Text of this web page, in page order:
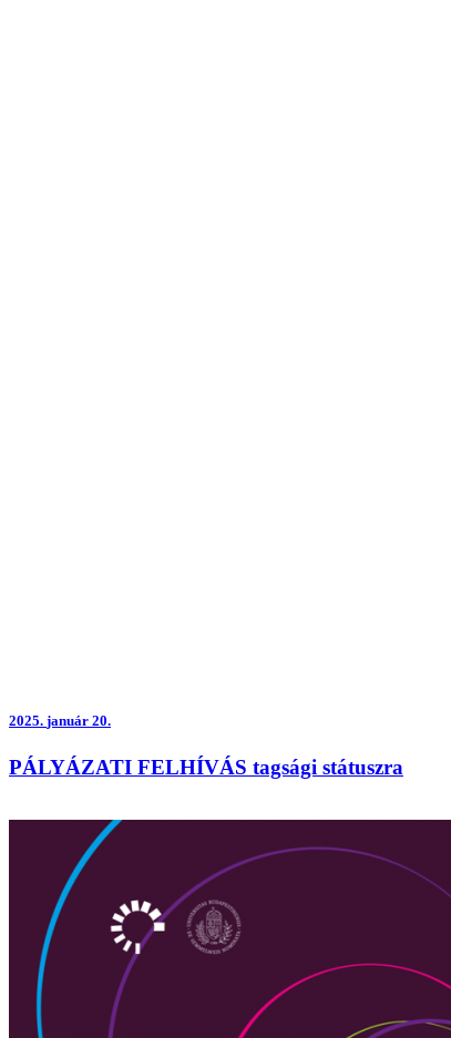
2025. január 20.
PÁLYÁZATI FELHÍVÁS tagsági státuszra